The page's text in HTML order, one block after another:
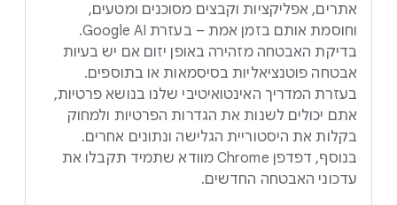
אתרים, אפליקציות וקבצים מסוכנים ומטעים,
וחוסמת אותם בזמן אמת – בעזרת Google AI.
בדיקת האבטחה מזהירה באופן יזום אם יש בעיות
אבטחה פוטנציאליות בסיסמאות או בתוספים.
בעזרת המדריך האינטואיטיבי שלנו בנושא פרטיות,
אתם יכולים לשנות את הגדרות הפרטיות ולמחוק
בקלות את היסטוריית הגלישה ונתונים אחרים.
בנוסף, דפדפן Chrome מוודא שתמיד תקבלו את
עדכוני האבטחה החדשים.